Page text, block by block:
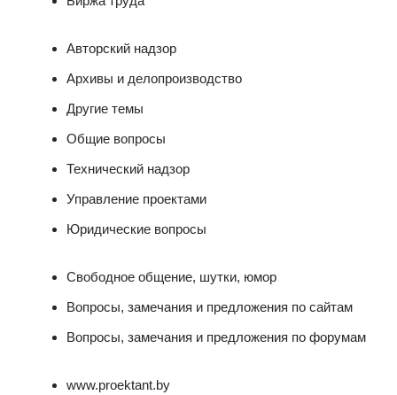
Авторский надзор
Архивы и делопроизводство
Другие темы
Общие вопросы
Технический надзор
Управление проектами
Юридические вопросы
Свободное общение, шутки, юмор
Вопросы, замечания и предложения по сайтам
Вопросы, замечания и предложения по форумам
www.proektant.by